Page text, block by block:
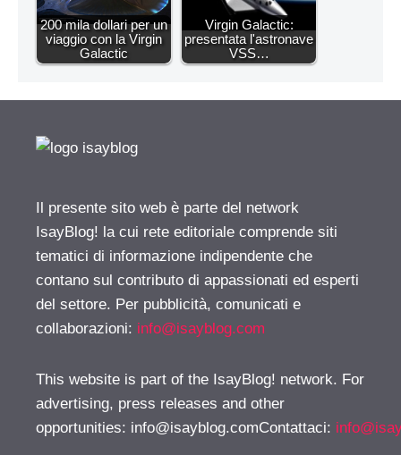
200 mila dollari per un
viaggio con la Virgin
Galactic
Virgin Galactic:
presentata l'astronave
VSS…
Il presente sito web è parte del network
IsayBlog! la cui rete editoriale comprende siti
tematici di informazione indipendente che
contano sul contributo di appassionati ed esperti
del settore. Per pubblicità, comunicati e
collaborazioni: info@isayblog.com
This website is part of the IsayBlog! network. For
advertising, press releases and other
opportunities: info@isayblog.comContattaci: